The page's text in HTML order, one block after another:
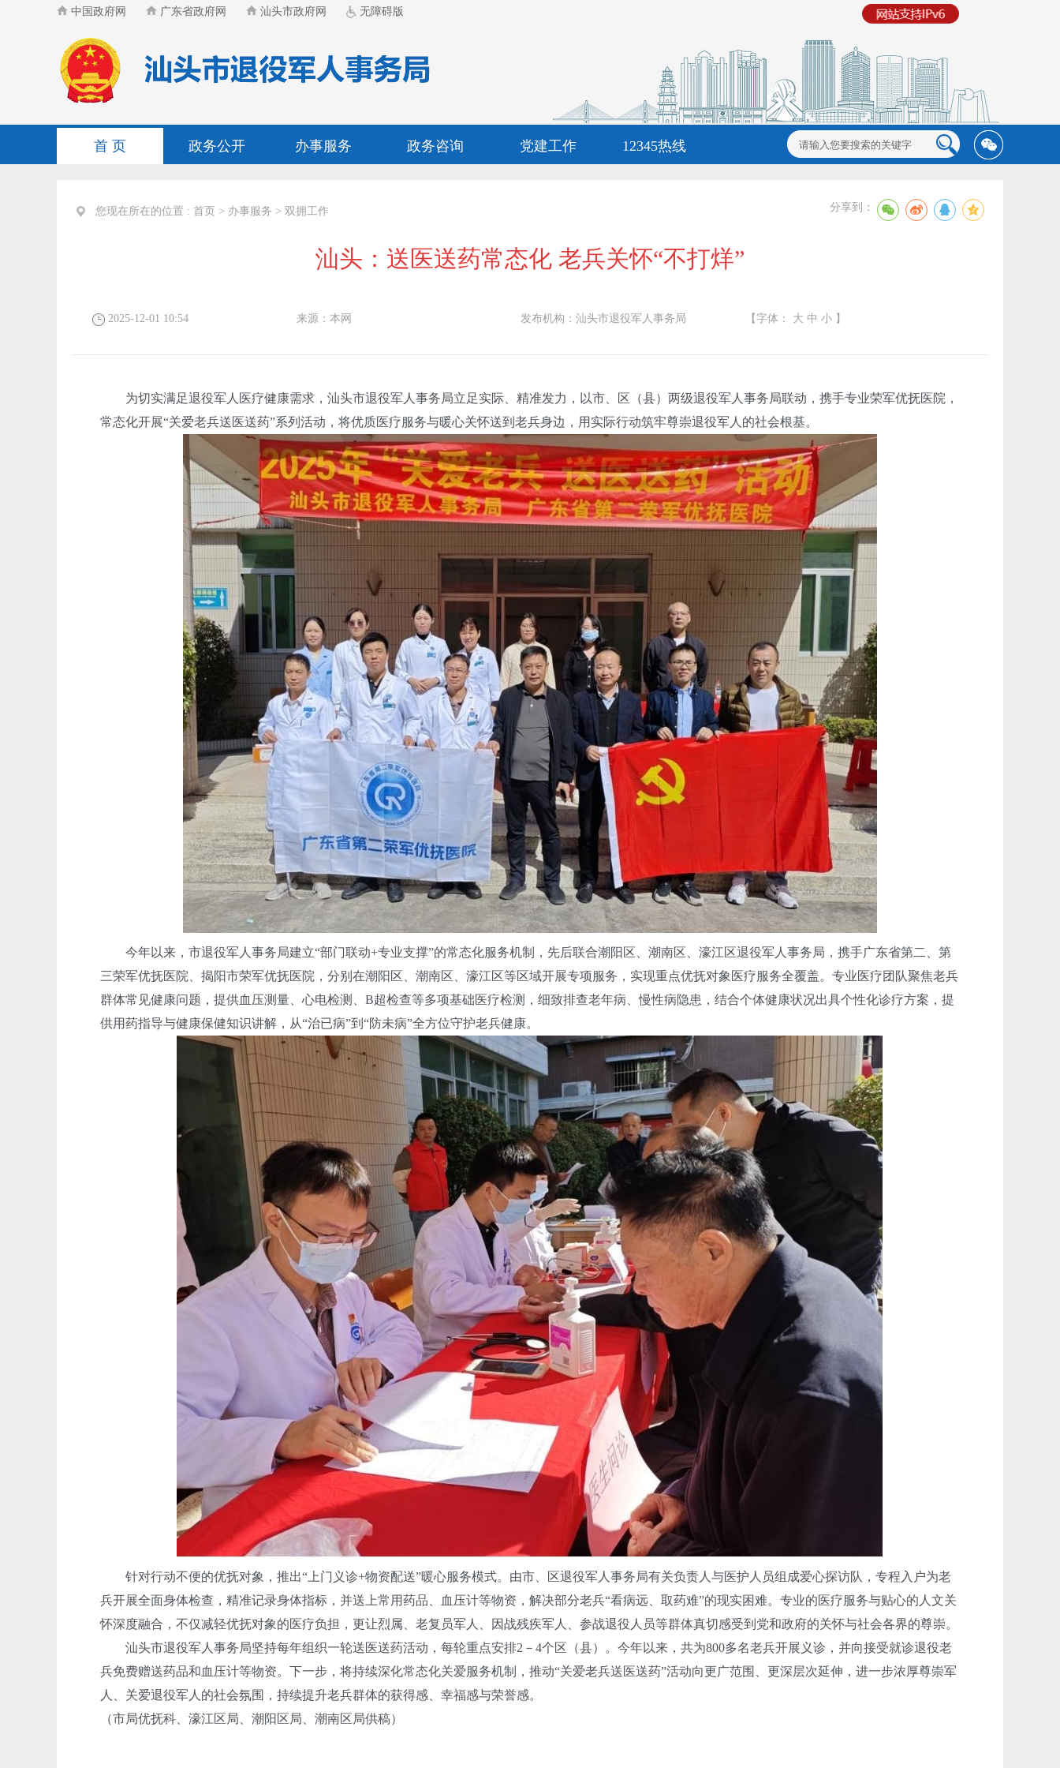
中国政府网 广东省政府网 汕头市政府网 无障碍版
首 页 政务公开 办事服务 政务咨询 党建工作 12345热线
您现在所在的位置 : 首页 > 办事服务 > 双拥工作 分享到：
汕头：送医送药常态化 老兵关怀“不打烊”
2025-12-01 10:54 来源：本网 发布机构：汕头市退役军人事务局 【字体： 大 中 小 】
为切实满足退役军人医疗健康需求，汕头市退役军人事务局立足实际、精准发力，以市、区（县）两级退役军人事务局联动，携手专业荣军优抚医院，
常态化开展“关爱老兵送医送药”系列活动，将优质医疗服务与暖心关怀送到老兵身边，用实际行动筑牢尊崇退役军人的社会根基。
今年以来，市退役军人事务局建立“部门联动+专业支撑”的常态化服务机制，先后联合潮阳区、潮南区、濠江区退役军人事务局，携手广东省第二、第
三荣军优抚医院、揭阳市荣军优抚医院，分别在潮阳区、潮南区、濠江区等区域开展专项服务，实现重点优抚对象医疗服务全覆盖。专业医疗团队聚焦老兵
群体常见健康问题，提供血压测量、心电检测、B超检查等多项基础医疗检测，细致排查老年病、慢性病隐患，结合个体健康状况出具个性化诊疗方案，提
供用药指导与健康保健知识讲解，从“治已病”到“防未病”全方位守护老兵健康。
针对行动不便的优抚对象，推出“上门义诊+物资配送”暖心服务模式。由市、区退役军人事务局有关负责人与医护人员组成爱心探访队，专程入户为老
兵开展全面身体检查，精准记录身体指标，并送上常用药品、血压计等物资，解决部分老兵“看病远、取药难”的现实困难。专业的医疗服务与贴心的人文关
怀深度融合，不仅减轻优抚对象的医疗负担，更让烈属、老复员军人、因战残疾军人、参战退役人员等群体真切感受到党和政府的关怀与社会各界的尊崇。
汕头市退役军人事务局坚持每年组织一轮送医送药活动，每轮重点安排2－4个区（县）。今年以来，共为800多名老兵开展义诊，并向接受就诊退役老
兵免费赠送药品和血压计等物资。下一步，将持续深化常态化关爱服务机制，推动“关爱老兵送医送药”活动向更广范围、更深层次延伸，进一步浓厚尊崇军
人、关爱退役军人的社会氛围，持续提升老兵群体的获得感、幸福感与荣誉感。
（市局优抚科、濠江区局、潮阳区局、潮南区局供稿）